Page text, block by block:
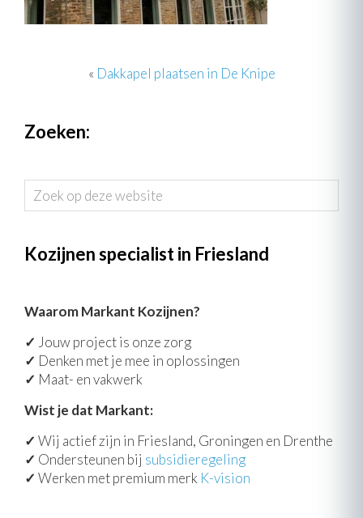
« Dakkapel plaatsen in De Knipe
Zoeken:
Zoek
op
website
Kozijnen specialist in Friesland
Waarom Markant Kozijnen?
✓ Jouw project is onze zorg
✓ Denken met je mee in oplossingen
✓ Maat- en vakwerk
Wist je dat Markant:
✓ Wij actief zijn in Friesland, Groningen en Drenthe
✓ Ondersteunen bij subsidieregeling
✓ Werken met premium merk K-vision